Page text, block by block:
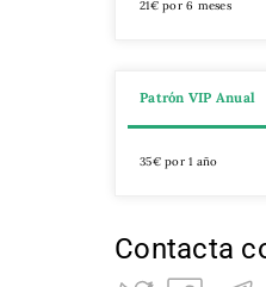
21€ por 6 meses
Patrón VIP Anual
35€ por 1 año
Contacta